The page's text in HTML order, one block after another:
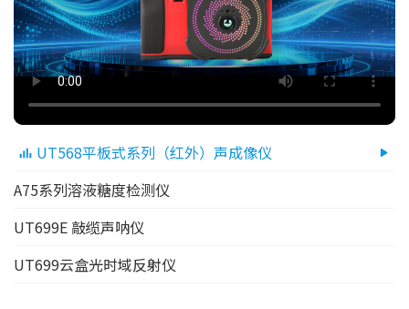
UT568平板式系列（红外）声成像仪
A75系列溶液糖度检测仪
UT699E 敲缆声呐仪
UT699云盒光时域反射仪